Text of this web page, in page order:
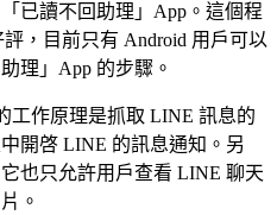
已讀不回助理」App。這個程
評，目前只有 Android 用戶可以
理」App 的步驟。
工作原理是抓取 LINE 訊息的
開啓 LINE 的訊息通知。另
也只允許用戶查看 LINE 聊天
。